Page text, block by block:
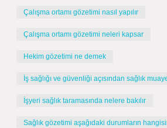
Çalışma ortamı gözetimi nasıl yapılır
Çalışma ortamı gözetimi neleri kapsar
Hekim gözetimi ne demek
İş sağlığı ve güvenliği açısından sağlık
İşyeri sağlık taramasında nelere bakılır
Sağlık gözetimi aşağıdaki durumların